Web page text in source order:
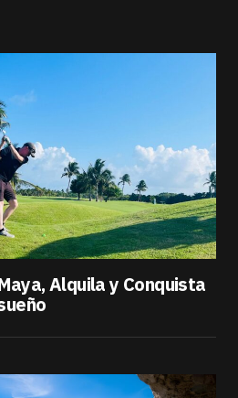
Alquila y Conquista